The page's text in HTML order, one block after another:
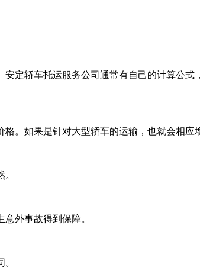
定轿车托运服务公司通常有自己的计算公式
。如果是针对大型轿车的运输，也就会相应
外事故得到保障。